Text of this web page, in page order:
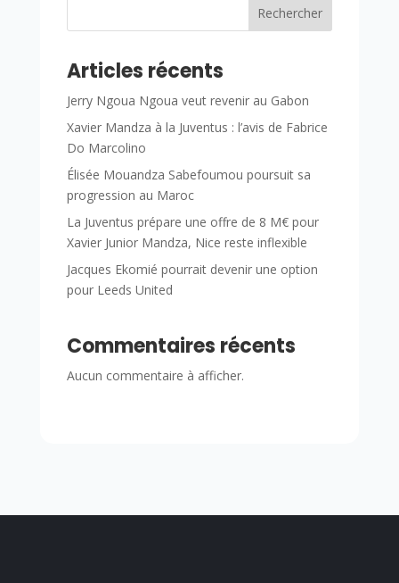
Rechercher
Articles récents
Jerry Ngoua Ngoua veut revenir au Gabon
Xavier Mandza à la Juventus : l’avis de Fabrice
Do Marcolino
Élisée Mouandza Sabefoumou poursuit sa
progression au Maroc
La Juventus prépare une offre de 8 M€ pour
Xavier Junior Mandza, Nice reste inflexible
Jacques Ekomié pourrait devenir une option
pour Leeds United
Commentaires récents
Aucun commentaire à afficher.